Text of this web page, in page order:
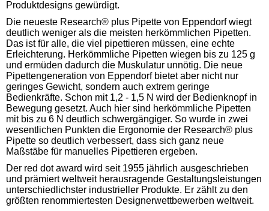
Produktdesigns gewürdigt.
Die neueste Research® plus Pipette von Eppendorf wiegt
deutlich weniger als die meisten herkömmlichen Pipetten.
Das ist für alle, die viel pipettieren müssen, eine echte
Erleichterung. Herkömmliche Pipetten wiegen bis zu 125 g
und ermüden dadurch die Muskulatur unnötig. Die neue
Pipettengeneration von Eppendorf bietet aber nicht nur
geringes Gewicht, sondern auch extrem geringe
Bedienkräfte. Schon mit 1,2 - 1,5 N wird der Bedienknopf in
Bewegung gesetzt. Auch hier sind herkömmliche Pipetten
mit bis zu 6 N deutlich schwergängiger. So wurde in zwei
wesentlichen Punkten die Ergonomie der Research® plus
Pipette so deutlich verbessert, dass sich ganz neue
Maßstäbe für manuelles Pipettieren ergeben.
Der red dot award wird seit 1955 jährlich ausgeschrieben
und prämiert weltweit herausragende Gestaltungsleistungen
unterschiedlichster industrieller Produkte. Er zählt zu den
größten renommiertesten Designerwettbewerben weltweit.